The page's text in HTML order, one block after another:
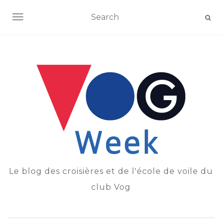
OUVRIR/FERMER LA NAVIGATION
Le blog des croisières et de l'école de voile du
club Vog